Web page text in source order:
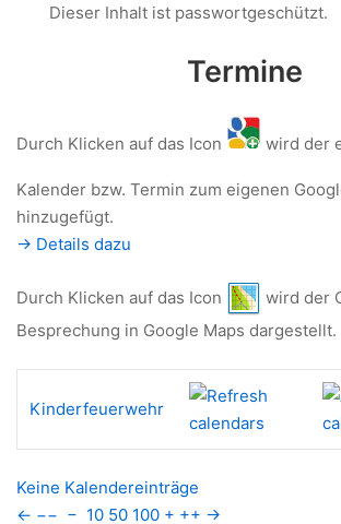
Dieser Inhalt ist passwortgeschützt.
Termine
Durch Klicken auf das Icon wird der
Kalender bzw. Termin zum eigenen
hinzugefügt.
-> Details dazu
Durch Klicken auf das Icon
wird der
Besprechung in Google Maps dargestellt.
Kinderfeuerwehr
Keine Kalendereinträge
← −− − 10 50 100 + ++ →